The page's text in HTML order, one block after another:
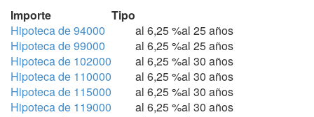
Importe
Tipo
Hipoteca de 94000
al 6,25 %al 25 años
Hipoteca de 99000
al 6,25 %al 25 años
Hipoteca de 102000
al 6,25 %al 30 años
Hipoteca de 110000
al 6,25 %al 30 años
Hipoteca de 115000
al 6,25 %al 30 años
Hipoteca de 119000
al 6,25 %al 30 años